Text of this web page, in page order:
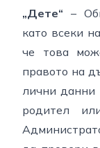
„Дете“ –
като всеки
че това
правото на
лични данни
родител